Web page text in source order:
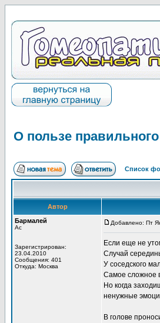
О пользе
Список
Автор
Бармалей
Ас
Зарегистрирован:
23.04.2010
Сообщения: 401
Откуда: Москва
Добавлено: Пт
Если еще не
Случай
У соседского
Самое сложное
Но когда
ненужные
В голове